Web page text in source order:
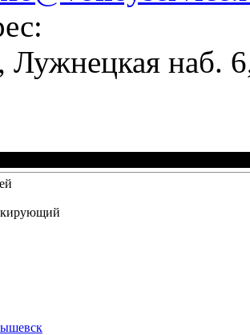
, Лужнецкая наб.